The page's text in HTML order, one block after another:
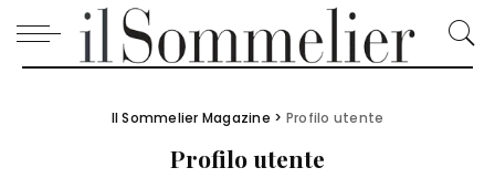
Il Sommelier Magazine > Profilo utente
Profilo utente